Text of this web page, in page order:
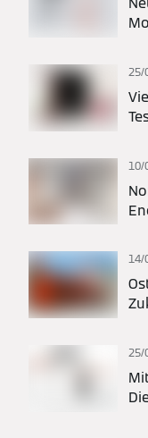
25/
10/
14/
25/